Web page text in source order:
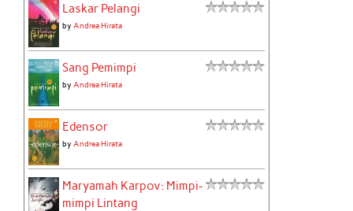
Laskar Pelangi
by Andrea Hirata
Sang Pemimpi
by Andrea Hirata
Edensor
by Andrea Hirata
Maryamah Karpov: Mimpi-
mimpi Lintang